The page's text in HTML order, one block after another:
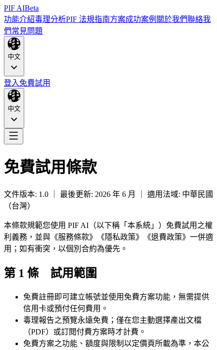
PIF AIBeta
功能介紹毒理分析PIF 法規指南方案成功案例 關於我們聯絡我
們常見問題
中文
登入 免費試用
中文
免費試用條款
文件版本: 1.0 ｜ 最後更新: 2026 年 6 月 ｜ 適用法域: 中華民國
（台灣）
本條款規範您使用 PIF AI（以下稱「本系統」）免費試用之權
利義務，並與《服務條款》《隱私政策》《退費政策》一併適
用；如有衝突，以個別合約為優先。
第 1 條 試用範圍
免費註冊即可建立帳號並使用免費方案功能，無需提供
信用卡或預付任何費用。
毒理報告之預覽永遠免費；僅在您主動選擇產出文檔
（PDF）或訂閱付費方案時才計費。
免費方案之功能、額度與限制以定價頁所載為準，本公